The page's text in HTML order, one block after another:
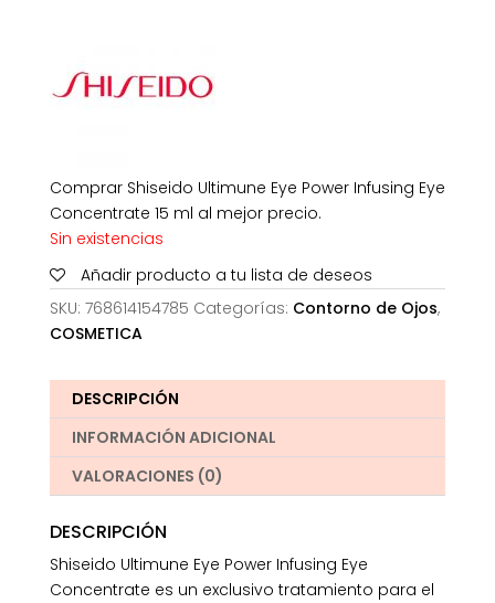
Comprar Shiseido Ultimune Eye Power Infusing Eye
Concentrate 15 ml al mejor precio.
Sin existencias
Añadir producto a tu lista de deseos
SKU: 768614154785 Categorías: Contorno de Ojos,
COSMETICA
DESCRIPCIÓN
INFORMACIÓN ADICIONAL
VALORACIONES (0)
DESCRIPCIÓN
Shiseido Ultimune Eye Power Infusing Eye
Concentrate es un exclusivo tratamiento para el